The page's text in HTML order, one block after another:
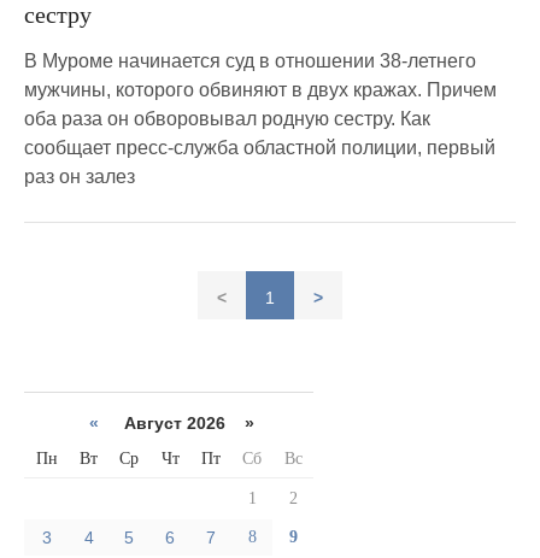
сестру
В Муроме начинается суд в отношении 38-летнего
мужчины, которого обвиняют в двух кражах. Причем
оба раза он обворовывал родную сестру. Как
сообщает пресс-служба областной полиции, первый
раз он залез
< 1 >
« Август 2026 »
Пн Вт Ср Чт Пт Сб Вс
1 2
3 4 5 6 7 8 9